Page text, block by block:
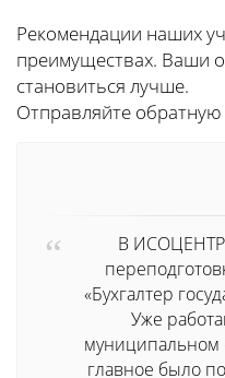
Рекомендации наших
преимуществах. Ваши
становиться лучше.
Отправляйте обратную
В ИСОЦЕНТР
«Бухгалтер
Уже
муниципальном
главное было